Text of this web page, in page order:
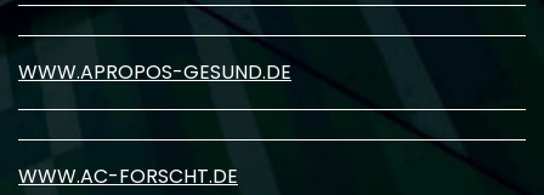
WWW.APROPOS-GESUND.DE
WWW.AC-FORSCHT.DE